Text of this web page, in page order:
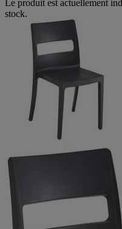
Le produit est actuellement
stock.